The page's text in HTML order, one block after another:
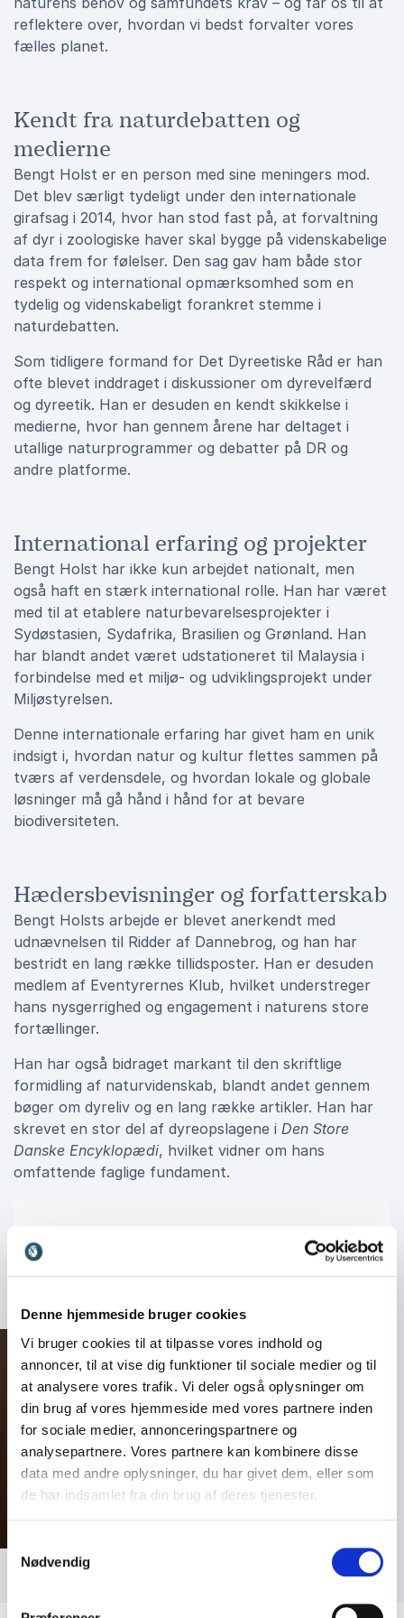
Denne hjemmeside bruger cookies
Vi bruger cookies til at tilpasse vores indhold og
annoncer, til at vise dig funktioner til sociale medier og til
at analysere vores trafik. Vi deler også oplysninger om
din brug af vores hjemmeside med vores partnere inden
for sociale medier, annonceringspartnere og
analysepartnere. Vores partnere kan kombinere disse
data med andre oplysninger, du har givet dem, eller som
de har indsamlet fra din brug af deres tjenester.
Nødvendig
reflektere over, hvordan vi bedst forvalter vores
fælles planet.
Kendt fra naturdebatten og
medierne
Bengt Holst er en person med sine meningers mod.
Det blev særligt tydeligt under den internationale
girafsag i 2014, hvor han stod fast på, at forvaltning
af dyr i zoologiske haver skal bygge på videnskabelige
data frem for følelser. Den sag gav ham både stor
respekt og international opmærksomhed som en
tydelig og videnskabeligt forankret stemme i
naturdebatten.
Som tidligere formand for Det Dyreetiske Råd er han
ofte blevet inddraget i diskussioner om dyrevelfærd
og dyreetik. Han er desuden en kendt skikkelse i
medierne, hvor han gennem årene har deltaget i
utallige naturprogrammer og debatter på DR og
andre platforme.
International erfaring og projekter
Bengt Holst har ikke kun arbejdet nationalt, men
også haft en stærk international rolle. Han har været
med til at etablere naturbevarelsesprojekter i
Sydøstasien, Sydafrika, Brasilien og Grønland. Han
har blandt andet været udstationeret til Malaysia i
forbindelse med et miljø- og udviklingsprojekt under
Miljøstyrelsen.
Denne internationale erfaring har givet ham en unik
indsigt i, hvordan natur og kultur flettes sammen på
tværs af verdensdele, og hvordan lokale og globale
løsninger må gå hånd i hånd for at bevare
biodiversiteten.
Hædersbevisninger og forfatterskab
Bengt Holsts arbejde er blevet anerkendt med
udnævnelsen til Ridder af Dannebrog, og han har
bestridt en lang række tillidsposter. Han er desuden
medlem af Eventyrernes Klub, hvilket understreger
hans nysgerrighed og engagement i naturens store
fortællinger.
Han har også bidraget markant til den skriftlige
formidling af naturvidenskab, blandt andet gennem
bøger om dyreliv og en lang række artikler. Han har
skrevet en stor del af dyreopslagene i Den Store
Danske Encyklopædi, hvilket vidner om hans
omfattende faglige fundament.
Book Bengt Holst til jeres event
Et foredrag med Bengt Holst er en mulighed for at
mangfoldighed og de store spørgsmål om vores
ansvar som mennesker i naturens kredsløb. Han
formår at kombinere fascination, fakta og refleksion
på en måde, der efterlader publikum både inspireret
og udfordret.
Book Bengt Holst til jeres næste event, og få en
foredragsholder, der med viden, engagement og
formidlingsevne kan åbne dørene til dyrenes verden
og sætte spot på, hvordan vi alle er en del af
Læs mere